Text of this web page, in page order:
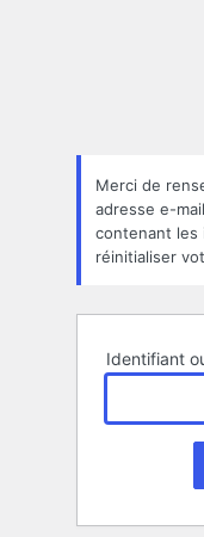
oublié
Merci de
adresse e-
contenant les
réinitialiser
Identifiant